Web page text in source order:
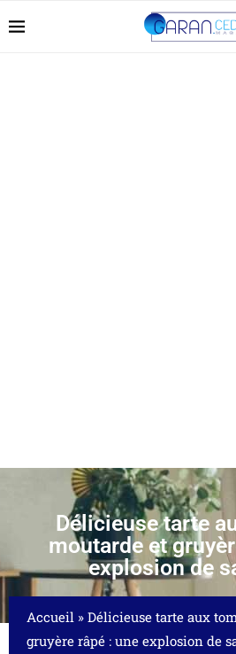
Délicieuse tarte
moutarde et
explosion de
Accueil » Délicieuse tarte aux
gruyère râpé : une explosion de